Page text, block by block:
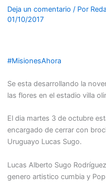
Deja un comentario / Por
01/10/2017
#MisionesAhora
Se esta desarrollando la
las flores en el estadio villa
El dia martes 3 de octubre
encargado de cerrar con
Uruguayo Lucas Sugo.
Lucas Alberto Sugo
genero artistico cumbia y